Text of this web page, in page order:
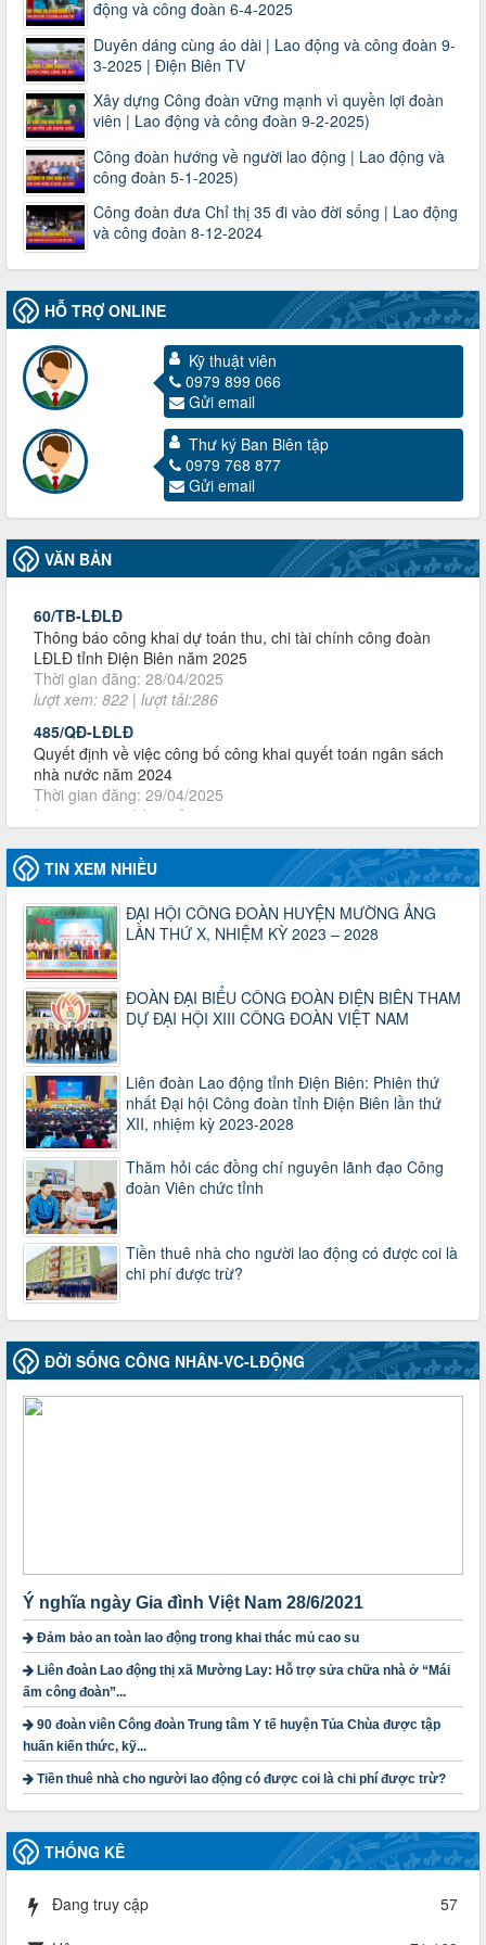
động và công đoàn 6-4-2025
Duyên dáng cùng áo dài | Lao động và công đoàn 9-
3-2025 | Điện Biên TV
Xây dựng Công đoàn vững mạnh vì quyền lợi đoàn
viên | Lao động và công đoàn 9-2-2025)
Công đoàn hướng về người lao động | Lao động và
công đoàn 5-1-2025)
Công đoàn đưa Chỉ thị 35 đi vào đời sống | Lao động
và công đoàn 8-12-2024
HỖ TRỢ ONLINE
Kỹ thuật viên
0979 899 066
Gửi email
Thư ký Ban Biên tập
0979 768 877
Gửi email
VĂN BẢN
3716/TLD-TC
Công văn hướng dẫn công tác quả lý tài chính, tài sản công
đoàn khi đơn vị sát nhập, chấm dứt hoạt động
60/TB-LĐLĐ
LĐLĐ tỉnh Điện Biên năm 2025
Thời gian đăng: 28/04/2025
lượt xem: 822 | lượt tải:286
485/QĐ-LĐLĐ
Quyết định về việc công bố công khai quyết toán ngân sách
nhà nước năm 2024
Thời gian đăng: 29/04/2025
lượt xem: 919 | lượt tải:257
2930/TLĐ-TC
KPCĐ 2% qua tài khoản Công đoàn Việt Nam về các cấp
Công đoàn năm 2025
Thời gian đăng: 06/01/2025
lượt xem: 1067 | lượt tải:438
47-TTCĐ/BTGTU
Thông tin chuyên đề: Một số nôi dung về sắp xếp tổ chức bộ
máy của hệ thống chính trị tinh gọn, hoạt động hiệu lực, hiệu
quả
Thời gian đăng: 25/12/2024
lượt xem: 1226 | lượt tải:339
37/HD-TLĐ
Hướng dẫn Công đoàn với việc tổ chức và hoạt động của
Ban Thanh tra Nhân dân
Thời gian đăng: 27/12/2024
lượt xem: 4953 | lượt tải:1355
35/HD-TLĐ
Hướng dẫn thực hiện một số nội dung chi liên quan đến
công tác kiểm tra, giám sát tại Công đoàn cơ sở
Thời gian đăng: 27/12/2024
lượt xem: 2078 | lượt tải:510
50/2024/QH/15
Luật Công đoàn 2024
Thời gian đăng: 25/12/2024
lượt xem: 4231 | lượt tải:322
2010-CV/TU
Quyết định số 1754/QĐ-TLĐ Về việc ban hành Quy định về
nguyên tắc xây dựng và giao dự toán tài chính công đoàn
năm 2025
Thời gian đăng: 23/09/2024
lượt xem: 4200 | lượt tải:1315
3716/TLD-TC
Công văn hướng dẫn công tác quả lý tài chính, tài sản công
đoàn khi đơn vị sát nhập, chấm dứt hoạt động
Thời gian đăng: 13/04/2025
lượt xem: 2006 | lượt tải:722
Thông báo công khai dự toán thu, chi tài chính công đoàn
LĐLĐ tỉnh Điện Biên năm 2025
lượt xem: 822 | lượt tải:286
TIN XEM NHIỀU
ĐẠI HỘI CÔNG ĐOÀN HUYỆN MƯỜNG ẢNG
LẦN THỨ X, NHIỆM KỲ 2023 – 2028
ĐOÀN ĐẠI BIỂU CÔNG ĐOÀN ĐIỆN BIÊN THAM
DỰ ĐẠI HỘI XIII CÔNG ĐOÀN VIỆT NAM
Liên đoàn Lao động tỉnh Điện Biên: Phiên thứ
nhất Đại hội Công đoàn tỉnh Điện Biên lần thứ
XII, nhiệm kỳ 2023-2028
Thăm hỏi các đồng chí nguyên lãnh đạo Công
đoàn Viên chức tỉnh
Tiền thuê nhà cho người lao động có được coi là
chi phí được trừ?
ĐỜI SỐNG CÔNG NHÂN-VC-LĐỘNG
Ý nghĩa ngày Gia đình Việt Nam 28/6/2021
Đảm bảo an toàn lao động trong khai thác mủ cao su
Liên đoàn Lao động thị xã Mường Lay: Hỗ trợ sửa chữa nhà ở “Mái
ấm công đoàn”...
90 đoàn viên Công đoàn Trung tâm Y tế huyện Tủa Chùa được tập
huấn kiến thức, kỹ...
Tiền thuê nhà cho người lao động có được coi là chi phí được trừ?
THỐNG KÊ
Đang truy cập 57